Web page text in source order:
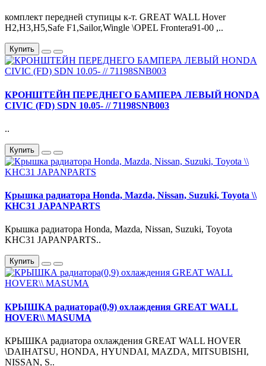
комплект передней ступицы к-т. GREAT WALL Hover
H2,H3,H5,Safe F1,Sailor,Wingle \OPEL Frontera91-00 ,..
Купить
КРОНШТЕЙН ПЕРЕДНЕГО БАМПЕРА ЛЕВЫЙ HONDA
CIVIC (FD) SDN 10.05- // 71198SNB003
..
Купить
Крышка радиатора Honda, Mazda, Nissan, Suzuki, Toyota \\
KHC31 JAPANPARTS
Крышка радиатора Honda, Mazda, Nissan, Suzuki, Toyota
KHC31 JAPANPARTS..
Купить
КРЫШКА радиатора(0,9) охлаждения GREAT WALL
HOVER\\ MASUMA
КРЫШКА радиатора охлаждения GREAT WALL HOVER
\DAIHATSU, HONDA, HYUNDAI, MAZDA, MITSUBISHI,
NISSAN, S..